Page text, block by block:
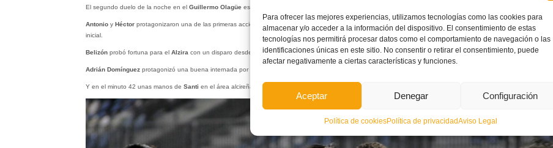
Para ofrecer las mejores experiencias, utilizamos tecnologías como las cookies para
almacenar y/o acceder a la información del dispositivo. El consentimiento de estas
tecnologías nos permitirá procesar datos como el comportamiento de navegación o las
identificaciones únicas en este sitio. No consentir o retirar el consentimiento, puede
afectar negativamente a ciertas características y funciones.
Aceptar Denegar Configuración
Política de cookiesPolítica de privacidadAviso Legal
El segundo duelo de la noche en el Guillermo Olagüeestuvo mucho más igualado. La
Antonioy Héctorprotagonizaron una de las primeras acciones de peligro del conjunto vilero, que salió al campo con más convicción que el rival, tocado por la derrota
inicial.
Belizónprobó fortuna para el Alziracon un disparo desde la frontal que salió desviado a la izquierda de la portería deTonet.
Adrián Domínguezprotagonizó una buena internada por banda izquierda y su centro no lo aprovechó
Y en el minuto 42 unas manos de Santi en el área alcireña supusieron el penalti para que la Villajoyosa